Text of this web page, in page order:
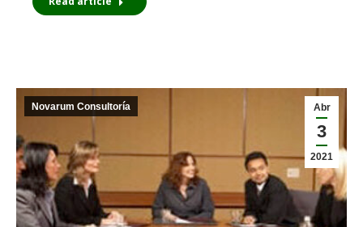
Abr
3
2021
Novarum Consultoría